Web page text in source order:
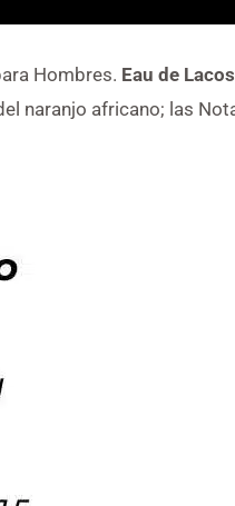
Hombres. Eau de
naranjo africano; las